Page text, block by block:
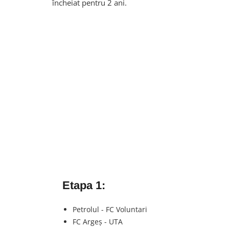
încheiat pentru 2 ani.
Etapa 1:
Petrolul - FC Voluntari
FC Argeș - UTA